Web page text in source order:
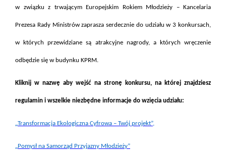
w związku z trwającym Europejskim Rokiem Młodzieży – Kancelaria
Prezesa Rady Ministrów zaprasza serdecznie do udziału w 3 konkursach,
w których przewidziane są atrakcyjne nagrody, a których wręczenie
odbędzie się w budynku KPRM.
Kliknij w nazwę aby wejść na stronę konkursu, na której znajdziesz
regulamin i wszelkie niezbędne informacje do wzięcia udziału:
„Transformacja Ekologiczna Cyfrowa – Twój projekt”,
„Pomysł na Samorząd Przyjazny Młodzieży”